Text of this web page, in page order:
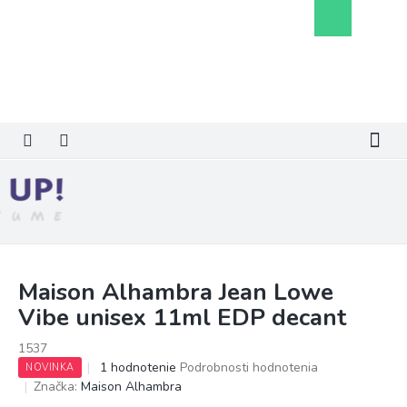
košík
Maison Alhambra Jean Lowe
Vibe unisex 11ml EDP decant
1537
NOVINKA
Priemerné
hodnotenie
1 hodnotenie Podrobnosti hodnotenia
Značka: Maison Alhambra